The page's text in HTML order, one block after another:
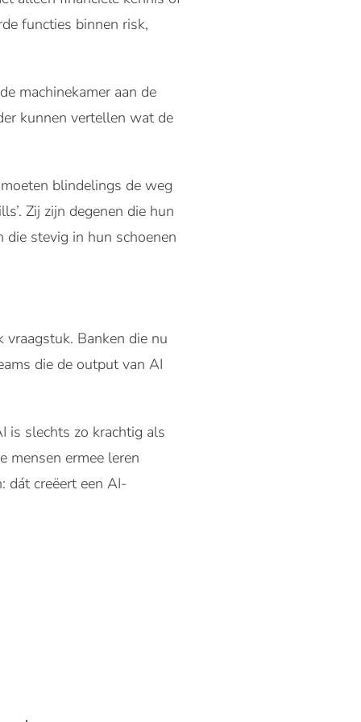
functies binnen risk,
machinekamer aan de
kunnen vertellen wat de
blindelings de weg
Zij zijn degenen die hun
stevig in hun schoenen
vraagstuk. Banken die nu
die de output van AI
is slechts zo krachtig als
mensen ermee leren
dát creëert een AI-